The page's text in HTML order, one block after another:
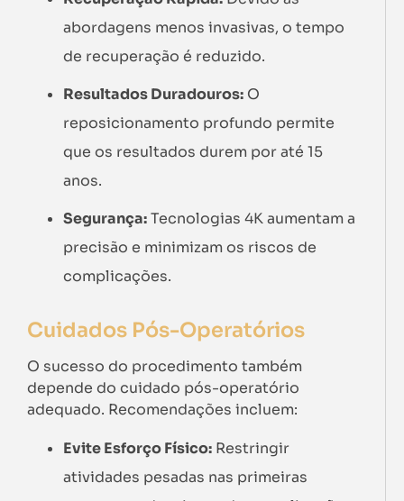
abordagens menos invasivas, o tempo
de recuperação é reduzido.
Resultados Duradouros: O
reposicionamento profundo permite
que os resultados durem por até 15
anos.
Segurança:Tecnologias 4K aumentam a
precisão e minimizam os riscos de
complicações.
Cuidados Pós-Operatórios
O sucesso do procedimento também
depende do cuidado pós-operatório
adequado. Recomendações incluem:
Evite Esforço Físico: Restringir
atividades pesadas nas primeiras